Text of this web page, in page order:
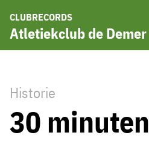
CLUBRECORDS
Atletiekclub de Demer
Historie
30 minuten